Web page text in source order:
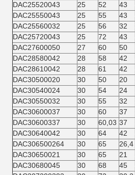
DAC25520043
25 52 43
DAC25550043
25 55 43
DAC25560032
25 56 32
DAC25720043
25 72 43
DAC27600050
27 60 50
DAC28580042
28 58 42
DAC28610042
28 61 42
DAC30500020
30 50 20
DAC30540024
30 54 24
DAC30550032
30 55 32
DAC30600037
30 60 37
DAC30600337
30 60,03 37
DAC30640042
30 64 42
DAC306500264
30 65 26,4
DAC30650021
30 65 21
DAC30680045
30 68 45